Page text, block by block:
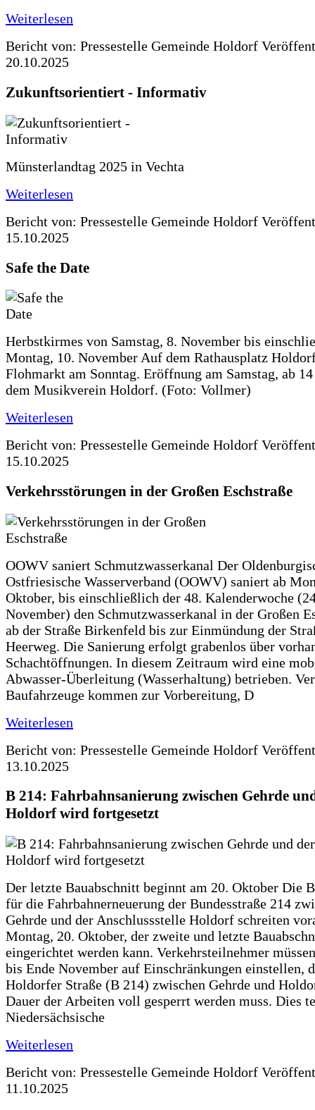
Weiterlesen
Bericht von: Pressestelle Gemeinde Holdorf
20.10.2025
Zukunftsorientiert - Informativ
Münsterlandtag 2025 in Vechta
Weiterlesen
Bericht von: Pressestelle Gemeinde Holdorf
15.10.2025
Safe the Date
Herbstkirmes von Samstag, 8. November bis
Montag, 10. November Auf dem Rathausplatz
Flohmarkt am Sonntag. Eröffnung am Samstag, ab
dem Musikverein Holdorf. (Foto: Vollmer)
Weiterlesen
Bericht von: Pressestelle Gemeinde Holdorf
15.10.2025
Verkehrsstörungen in der Großen Eschstraße
OOWV saniert Schmutzwasserkanal Der
Ostfriesische Wasserverband (OOWV) saniert ab
Oktober, bis einschließlich der 48. Kalenderwoche
November) den Schmutzwasserkanal in der Großen
ab der Straße Birkenfeld bis zur Einmündung der
Heerweg. Die Sanierung erfolgt grabenlos über
Schachtöffnungen. In diesem Zeitraum wird eine
Abwasser-Überleitung (Wasserhaltung) betrieben.
Baufahrzeuge kommen zur Vorbereitung, D
Weiterlesen
Bericht von: Pressestelle Gemeinde Holdorf
13.10.2025
B 214: Fahrbahnsanierung zwischen Gehrde
Holdorf wird fortgesetzt
Der letzte Bauabschnitt beginnt am 20. Oktober Die
für die Fahrbahnerneuerung der Bundesstraße 214
Gehrde und der Anschlussstelle Holdorf schreiten
Montag, 20. Oktober, der zweite und letzte
eingerichtet werden kann. Verkehrsteilnehmer
bis Ende November auf Einschränkungen einstellen,
Holdorfer Straße (B 214) zwischen Gehrde und
Dauer der Arbeiten voll gesperrt werden muss. Dies
Niedersächsische
Weiterlesen
Bericht von: Pressestelle Gemeinde Holdorf
11.10.2025